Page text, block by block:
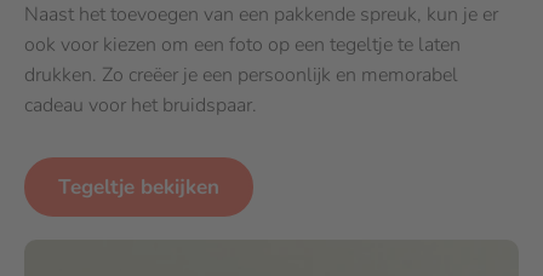
Naast het toevoegen van een pakkende spreuk, kun je er
ook voor kiezen om een foto op een tegeltje te laten
drukken. Zo creëer je een persoonlijk en memorabel
cadeau voor het bruidspaar.
Tegeltje bekijken